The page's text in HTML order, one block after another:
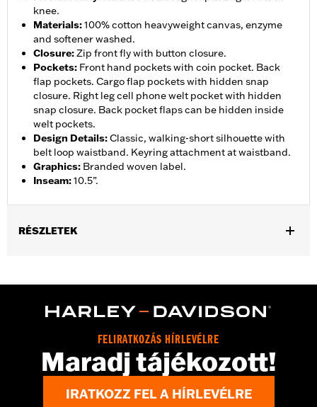
knee.
Materials:100% cotton heavyweight canvas, enzyme
and softener washed.
Closure:Zip front fly with button closure.
Pockets: Front hand pockets with coin pocket. Back
flap pockets. Cargo flap pockets with hidden snap
closure. Right leg cell phone welt pocket with hidden
snap closure. Back pocket flaps can be hidden inside
welt pockets.
Design Details:Classic, walking-short silhouette with
belt loop waistband. Keyring attachment at waistband.
Graphics: Branded woven label.
Inseam:10.5”.
RÉSZLETEK
Functional Features:Pockets
d.com/warrantyfor full details
FELIRATKOZÁS HÍRLEVÉLRE
Maradj tájékozott!
IRATKOZZ FEL A HÍRLEVÉLRE